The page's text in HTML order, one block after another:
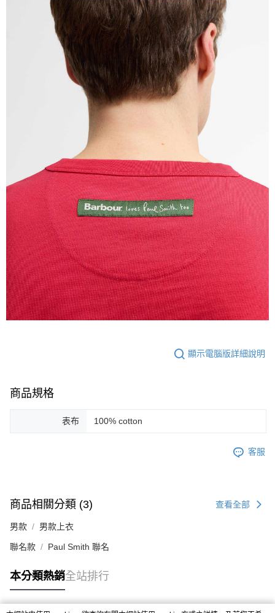
顯示電腦版詳細說明
商品規格
表布 100% cotton
客服
商品相關分類 (3) 查看全部
男款 男款上衣
聯名款 Paul Smith 聯名
本分類熱銷全站排行